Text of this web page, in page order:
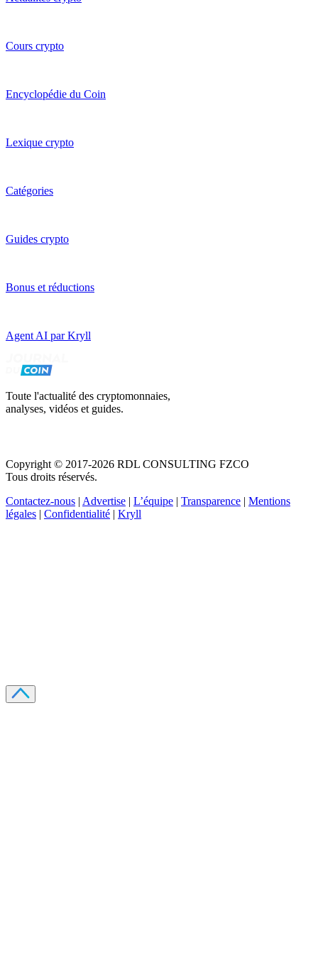
Cours crypto
Encyclopédie du Coin
Lexique crypto
Catégories
Guides crypto
Bonus et réductions
Agent AI par Kryll
Toute l'actualité des cryptomonnaies,
analyses, vidéos et guides.
Copyright © 2017-2026 RDL CONSULTING FZCO
Tous droits réservés.
Contactez-nous | Advertise | L’équipe | Transparence | Mentions
légales | Confidentialité | Kryll